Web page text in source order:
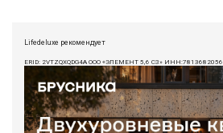
Lifedeluxe рекомендует
ERID: 2VTZQXQDG4A ООО «ЭЛЕМЕНТ 5,6 СЗ» ИНН:7813682056